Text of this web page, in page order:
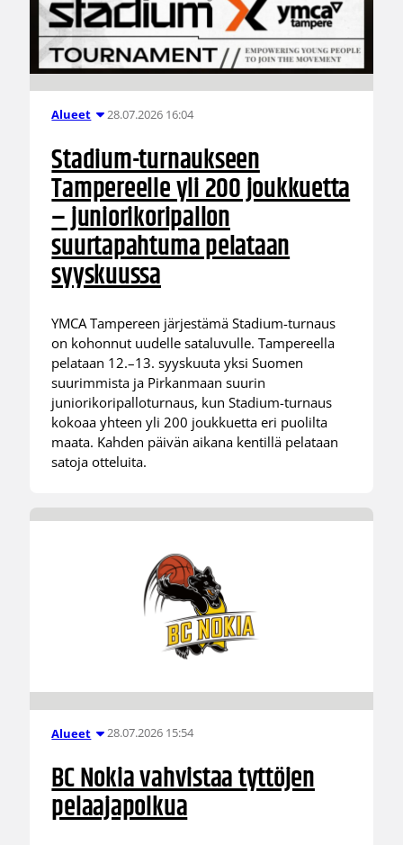
Alueet 28.07.2026 16:04
Stadium-turnaukseen
Tampereelle yli 200 joukkuetta
– juniorikoripallon
suurtapahtuma pelataan
syyskuussa
YMCA Tampereen järjestämä Stadium-turnaus
on kohonnut uudelle sataluvulle. Tampereella
pelataan 12.–13. syyskuuta yksi Suomen
suurimmista ja Pirkanmaan suurin
juniorikoripalloturnaus, kun Stadium-turnaus
kokoaa yhteen yli 200 joukkuetta eri puolilta
maata. Kahden päivän aikana kentillä pelataan
satoja otteluita.
Alueet 28.07.2026 15:54
BC Nokia vahvistaa tyttöjen
pelaajapolkua